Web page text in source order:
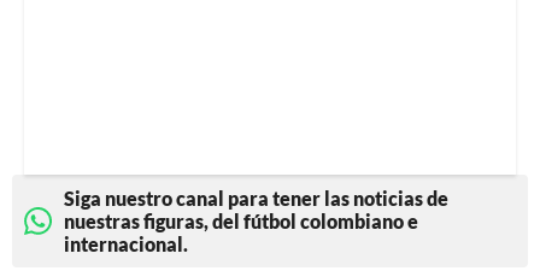
Siga nuestro canal para tener las noticias de
nuestras figuras, del fútbol colombiano e
internacional.